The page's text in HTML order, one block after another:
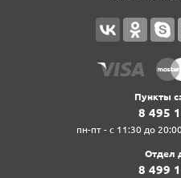
Пункты
8‍ 4‍9‍5‍
пн-пт - с 11:30 до
Отдел
8‍ 4‍9‍9‍